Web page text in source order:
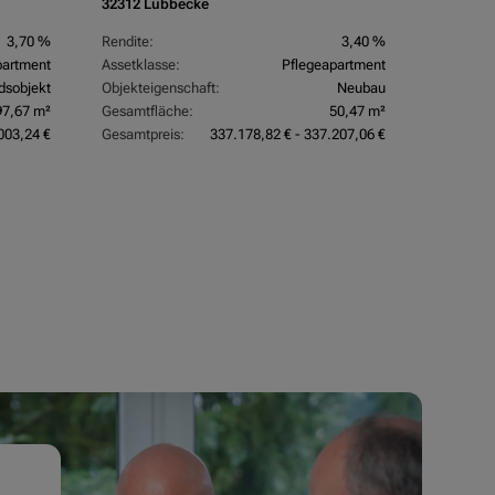
3,70 %
m²
€
32312 Lübbecke
Rendite:
3,40 %
Assetklasse:
Pflegeapartment
Objekteigenschaft:
Neubau
Gesamtfläche:
50,47 m²
Gesamtpreis:
337.178,82 € - 337.207,06 €